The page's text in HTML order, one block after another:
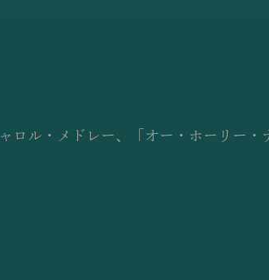
ロル・メドレー、「オー・ホーリー・